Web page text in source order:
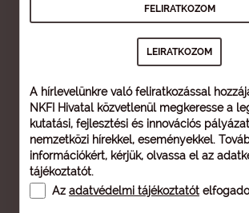
A hírlevelünkre való feliratkozással
NKFI Hivatal közvetlenül megkeresse a
kutatási, fejlesztési és innovációs
nemzetközi hírekkel, eseményekkel.
információkért, kérjük, olvassa el az
tájékoztatót.
Az adatvédelmi tájékoztatót